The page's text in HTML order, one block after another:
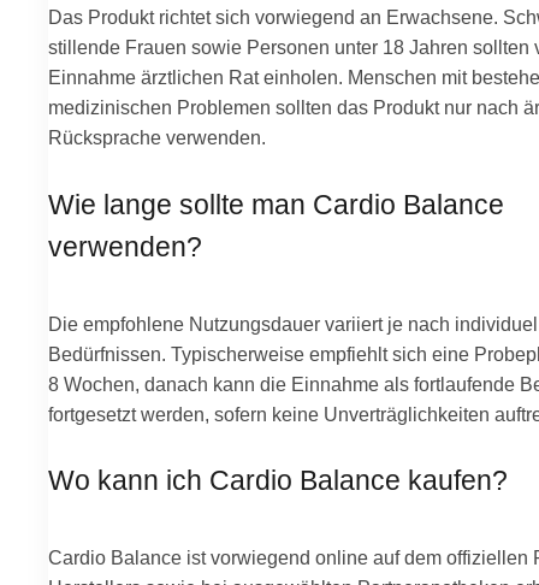
Das Produkt richtet sich vorwiegend an Erwachsene.
stillende Frauen sowie Personen unter 18 Jahren sollten
Einnahme ärztlichen Rat einholen. Menschen mit
medizinischen Problemen sollten das Produkt nur nach
Rücksprache verwenden.
Wie lange sollte man Cardio Balance
verwenden?
Die empfohlene Nutzungsdauer variiert je nach
Bedürfnissen. Typischerweise empfiehlt sich eine
8 Wochen, danach kann die Einnahme als fortlaufende
fortgesetzt werden, sofern keine Unverträglichkeiten
Wo kann ich Cardio Balance kaufen?
Cardio Balance ist vorwiegend online auf dem offiziellen